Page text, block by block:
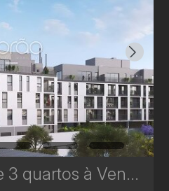
Apartamento de 3 quartos à Venda no Le Gris - Santa Felicidade - 102 m² Privativos | Ref. 1760